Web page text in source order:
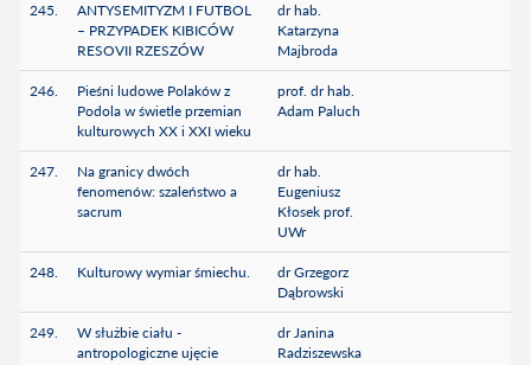
245.
ANTYSEMITYZM I FUTBOL
– PRZYPADEK KIBICÓW
RESOVII RZESZÓW
dr hab.
Katarzyna
Majbroda
246.
Pieśni ludowe Polaków z
Podola w świetle przemian
kulturowych XX i XXI wieku
prof. dr hab.
Adam Paluch
247.
Na granicy dwóch
fenomenów: szaleństwo a
sacrum
dr hab.
Eugeniusz
Kłosek prof.
UWr
248. Kulturowy wymiar śmiechu.
dr Grzegorz
Dąbrowski
249.
W służbie ciału -
antropologiczne ujęcie
dr Janina
Radziszewska